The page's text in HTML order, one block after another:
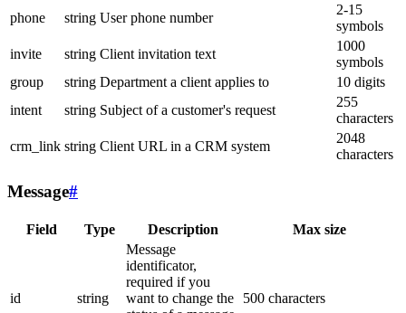
phone
string User phone number
2-15
symbols
invite
string Client invitation text
1000
symbols
group
string Department a client applies to
10 digits
intent
string Subject of a customer's request
255
characters
crm_link string Client URL in a CRM system
2048
characters
Message#
Field Type Description Max size
id string
Message
identificator,
required if you
want to change the
500 characters